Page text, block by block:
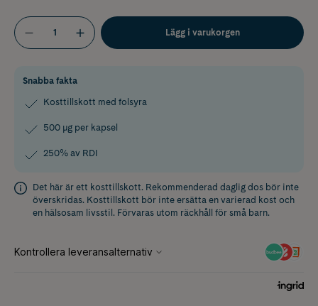
Lägg i varukorgen
Snabba fakta
Kosttillskott med folsyra
500 μg per kapsel
250% av RDI
Det här är ett kosttillskott. Rekommenderad daglig dos bör inte
överskridas. Kosttillskott bör inte ersätta en varierad kost och
en hälsosam livsstil. Förvaras utom räckhåll för små barn.